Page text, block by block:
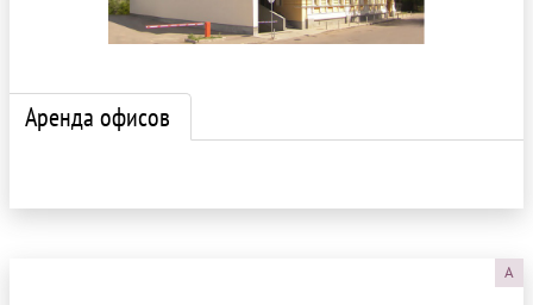
Аренда офисов
A